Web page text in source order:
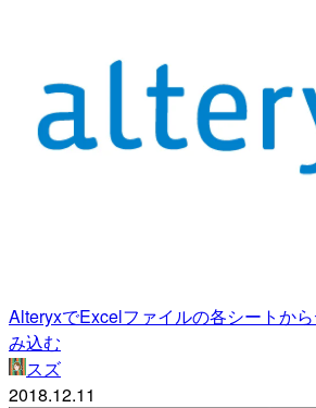
AlteryxでExcelファイルの各シートか
み込む
スズ
2018.12.11